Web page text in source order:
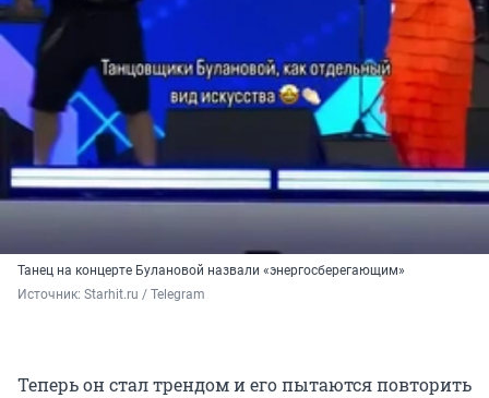
Танец на концерте Булановой назвали «энергосберегающим»
Источник: Starhit.ru / Telegram
Теперь он стал трендом и его пытаются повторить